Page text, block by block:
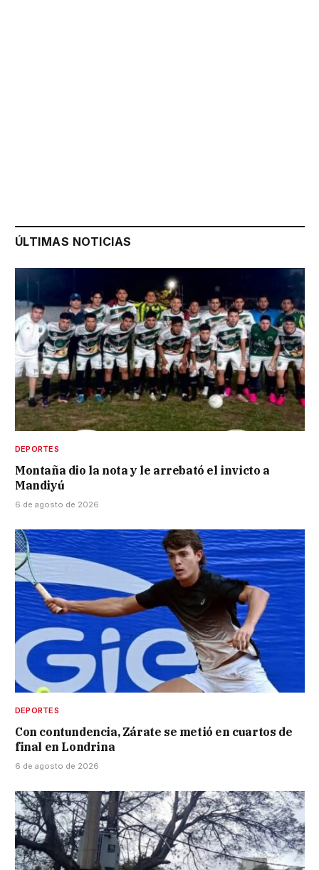
ÚLTIMAS NOTICIAS
DEPORTES
Montaña dio la nota y le arrebató el invicto a
Mandiyú
6 de agosto de 2026
DEPORTES
Con contundencia, Zárate se metió en cuartos de
final en Londrina
6 de agosto de 2026